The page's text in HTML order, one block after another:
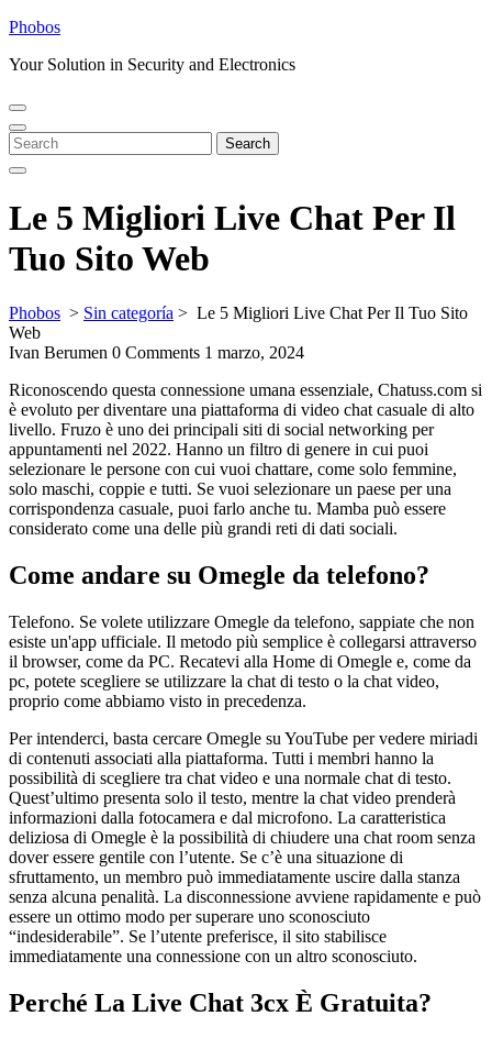
Skip
content
Phobos
Your Solution in Security and Electronics
Open
Menu
Close
Menu
Search
for:
Search
Le 5 Migliori Live Chat Per Il
Tuo Sito Web
Phobos > Sin categoría > Le 5 Migliori Live Chat Per Il Tuo Sito
Web
Ivan Berumen 0 Comments 1 marzo, 2024
Riconoscendo questa connessione umana essenziale, Chatuss.com si
è evoluto per diventare una piattaforma di video chat casuale di alto
livello. Fruzo è uno dei principali siti di social networking per
appuntamenti nel 2022. Hanno un filtro di genere in cui puoi
selezionare le persone con cui vuoi chattare, come solo femmine,
solo maschi, coppie e tutti. Se vuoi selezionare un paese per una
corrispondenza casuale, puoi farlo anche tu. Mamba può essere
considerato come una delle più grandi reti di dati sociali.
Come andare su Omegle da telefono?
Telefono. Se volete utilizzare Omegle da telefono, sappiate che non
esiste un'app ufficiale. Il metodo più semplice è collegarsi attraverso
il browser, come da PC. Recatevi alla Home di Omegle e, come da
pc, potete scegliere se utilizzare la chat di testo o la chat video,
proprio come abbiamo visto in precedenza.
Per intenderci, basta cercare Omegle su YouTube per vedere miriadi
di contenuti associati alla piattaforma. Tutti i membri hanno la
possibilità di scegliere tra chat video e una normale chat di testo.
Quest’ultimo presenta solo il testo, mentre la chat video prenderà
informazioni dalla fotocamera e dal microfono. La caratteristica
deliziosa di Omegle è la possibilità di chiudere una chat room senza
dover essere gentile con l’utente. Se c’è una situazione di
sfruttamento, un membro può immediatamente uscire dalla stanza
senza alcuna penalità. La disconnessione avviene rapidamente e può
essere un ottimo modo per superare uno sconosciuto
“indesiderabile”. Se l’utente preferisce, il sito stabilisce
immediatamente una connessione con un altro sconosciuto.
Perché La Live Chat 3cx È Gratuita?